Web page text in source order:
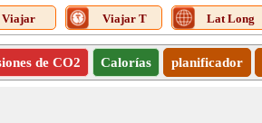
Viajar Viajar T Lat Long
de CO2 Calorías planificador